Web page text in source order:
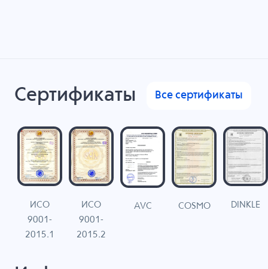
Сертификаты Все сертификаты
ИСО
9001-
2015.1
ИСО
9001-
2015.2
AVC COSMO DINKLE